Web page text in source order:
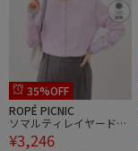
35%OFF
ROPÉ PICNIC
ソマルティレイヤード風
ベーシックカーディガ
¥3,246